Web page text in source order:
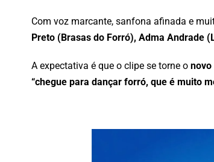
Com voz marcante, sanfona afinada e
Preto (Brasas do Forró), Adma Andrade
A expectativa é que o clipe se torne o novo
“chegue para dançar forró, que é muito